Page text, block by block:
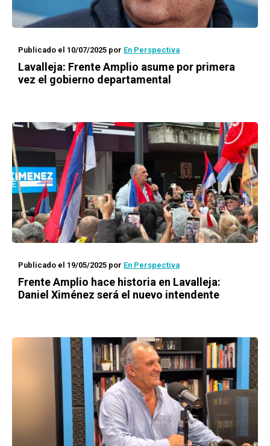
Publicado el 10/07/2025 por En Perspectiva
Lavalleja: Frente Amplio asume por primera
vez el gobierno departamental
Publicado el 19/05/2025 por En Perspectiva
Frente Amplio hace historia en Lavalleja:
Daniel Ximénez será el nuevo intendente